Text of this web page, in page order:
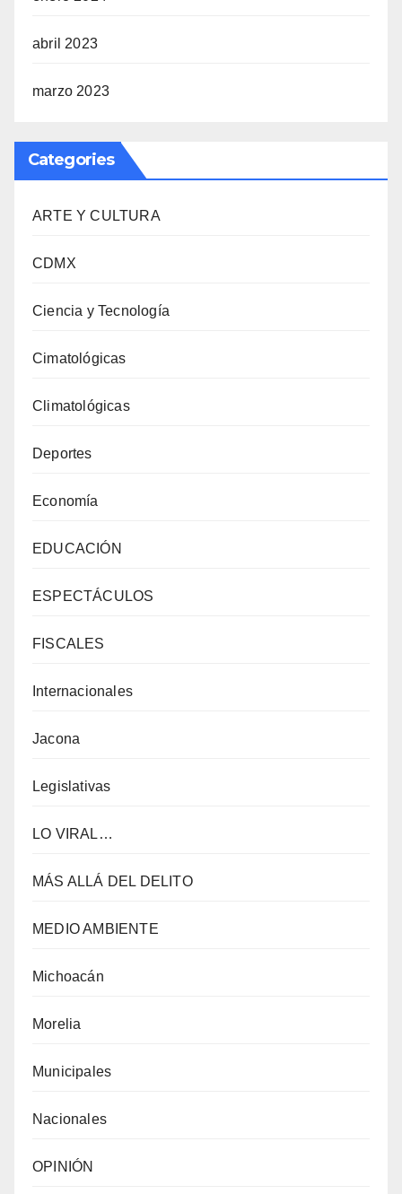
abril 2023
marzo 2023
Categories
ARTE Y CULTURA
CDMX
Ciencia y Tecnología
Cimatológicas
Climatológicas
Deportes
Economía
EDUCACIÓN
ESPECTÁCULOS
FISCALES
Internacionales
Jacona
Legislativas
LO VIRAL…
MÁS ALLÁ DEL DELITO
MEDIO AMBIENTE
Michoacán
Morelia
Municipales
Nacionales
OPINIÓN